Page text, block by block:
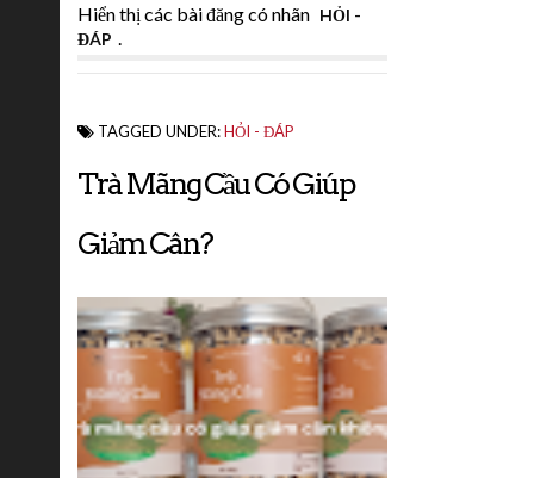
Hiển thị các bài đăng có nhãn HỎI -
ĐÁP
TAGGED UNDER:HỎI - ĐÁP
Trà Mãng Cầu Có Giúp
Giảm Cân?